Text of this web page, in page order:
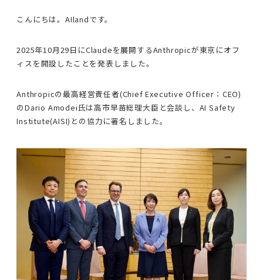
こんにちは。AIlandです。
2025年10月29日にClaudeを展開するAnthropicが東京にオフ
ィスを開設したことを発表しました。
Anthropicの最高経営責任者(Chief Executive Officer：CEO)
のDario Amodei氏は高市早苗総理大臣と会談し、AI Safety
Institute(AISI)との協力に署名しました。